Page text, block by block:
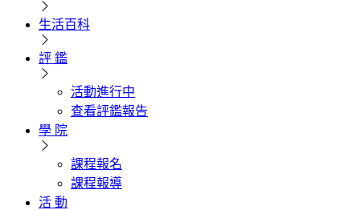
生活百科
評 鑑
活動進行中
查看評鑑報告
學 院
課程報名
課程報導
活 動